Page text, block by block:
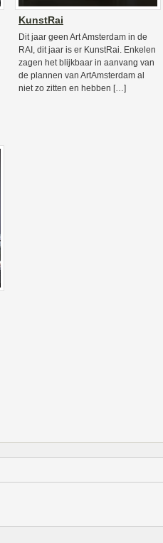
KunstRai
Dit jaar geen Art Amsterdam in de
RAI, dit jaar is er KunstRai. Enkelen
zagen het blijkbaar in aanvang van
de plannen van ArtAmsterdam al
niet zo zitten en hebben […]